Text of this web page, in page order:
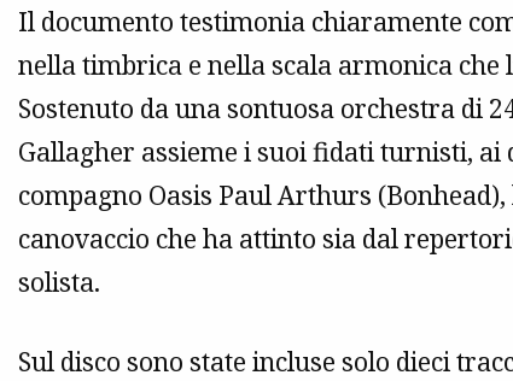
Il documento testimonia chiaramente
nella timbrica e nella scala armonica che
Sostenuto da una sontuosa orchestra di
Gallagher assieme i suoi fidati turnisti, ai
compagno Oasis Paul Arthurs
canovaccio che ha attinto sia dal
solista.
Sul disco sono state incluse solo dieci